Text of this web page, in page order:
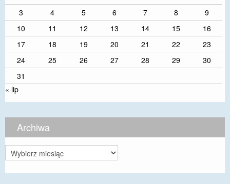
3
4 5 6 7 8
9
10
11 12 13 14 15
16
17
18 19 20 21 22
23
24
25 26 27 28 29
30
31
« lip
Archiwa
Archiwa